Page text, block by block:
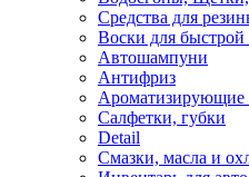
Средства для
Воски для
Автошампуни
Антифриз
Ароматизирующие
Салфетки, губки
Detail
Смазки, масла и